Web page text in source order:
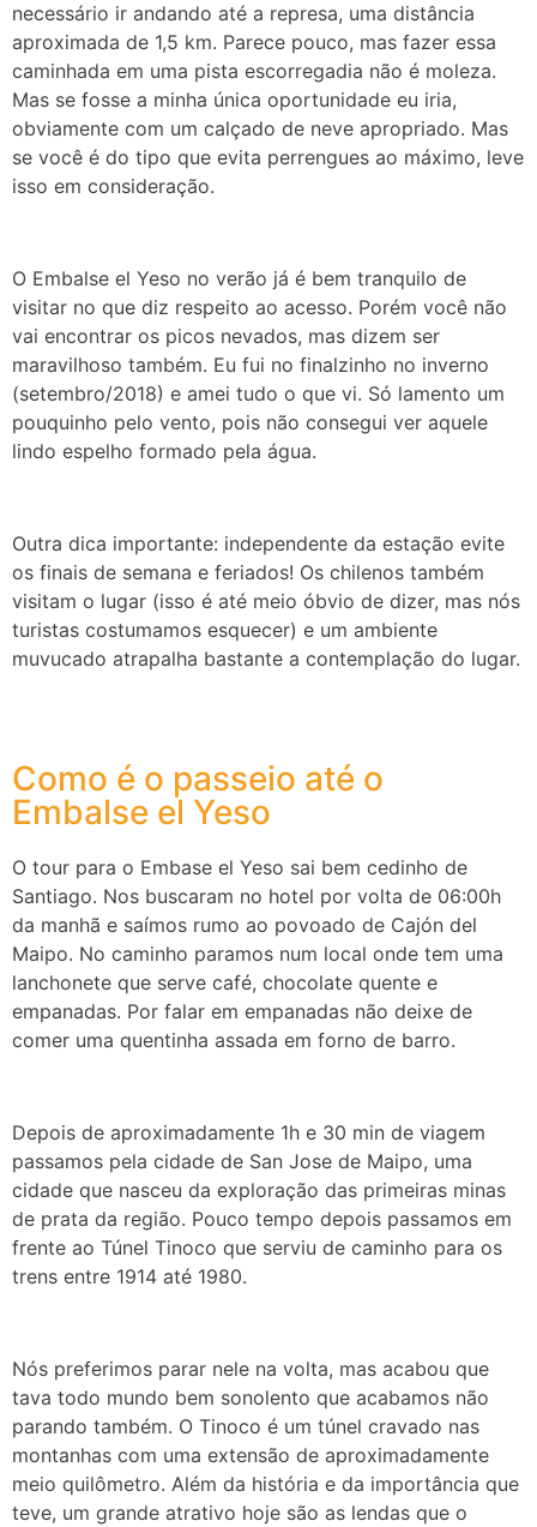
necessário ir andando até a represa, uma distância
aproximada de 1,5 km. Parece pouco, mas fazer essa
caminhada em uma pista escorregadia não é moleza.
Mas se fosse a minha única oportunidade eu iria,
obviamente com um calçado de neve apropriado. Mas
se você é do tipo que evita perrengues ao máximo, leve
isso em consideração.
O Embalse el Yeso no verão já é bem tranquilo de
visitar no que diz respeito ao acesso. Porém você não
vai encontrar os picos nevados, mas dizem ser
maravilhoso também. Eu fui no finalzinho no inverno
(setembro/2018) e amei tudo o que vi. Só lamento um
pouquinho pelo vento, pois não consegui ver aquele
lindo espelho formado pela água.
Outra dica importante: independente da estação evite
os finais de semana e feriados! Os chilenos também
visitam o lugar (isso é até meio óbvio de dizer, mas nós
turistas costumamos esquecer) e um ambiente
muvucado atrapalha bastante a contemplação do lugar.
Como é o passeio até o
Embalse el Yeso
O tour para o Embase el Yeso sai bem cedinho de
Santiago. Nos buscaram no hotel por volta de 06:00h
da manhã e saímos rumo ao povoado de Cajón del
Maipo. No caminho paramos num local onde tem uma
lanchonete que serve café, chocolate quente e
empanadas. Por falar em empanadas não deixe de
comer uma quentinha assada em forno de barro.
Depois de aproximadamente 1h e 30 min de viagem
passamos pela cidade de San Jose de Maipo, uma
cidade que nasceu da exploração das primeiras minas
de prata da região. Pouco tempo depois passamos em
frente ao Túnel Tinoco que serviu de caminho para os
trens entre 1914 até 1980.
Nós preferimos parar nele na volta, mas acabou que
tava todo mundo bem sonolento que acabamos não
parando também. O Tinoco é um túnel cravado nas
montanhas com uma extensão de aproximadamente
meio quilômetro. Além da história e da importância que
teve, um grande atrativo hoje são as lendas que o